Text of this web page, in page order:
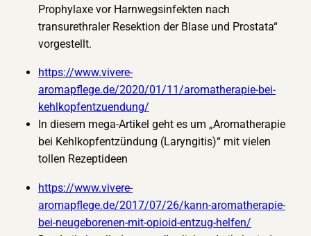
Prophylaxe vor Harnwegsinfekten nach
transurethraler Resektion der Blase und Prostata“
vorgestellt.
https://www.vivere-
aromapflege.de/2020/01/11/aromatherapie-bei-
kehlkopfentzuendung/
In diesem mega-Artikel geht es um „Aromatherapie
bei Kehlkopfentzündung (Laryngitis)“ mit vielen
tollen Rezeptideen
https://www.vivere-
aromapflege.de/2017/07/26/kann-aromatherapie-
bei-neugeborenen-mit-opioid-entzug-helfen/